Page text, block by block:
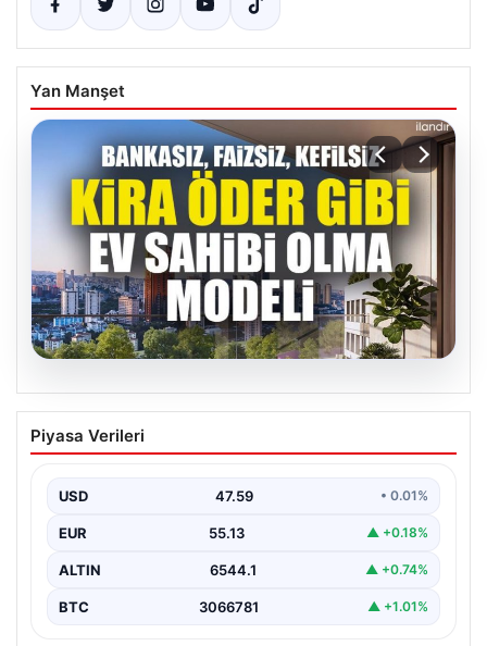
Yan Manşet
DAP Yapı’dan bir ilk! Emlak Konut
güvencesi Dap vizyonuyla kendi
Piyasa Verileri
USD 47.59 • 0.01%
EUR 55.13 ▲ +0.18%
ALTIN 6544.1 ▲ +0.74%
BTC 3066781 ▲ +1.01%